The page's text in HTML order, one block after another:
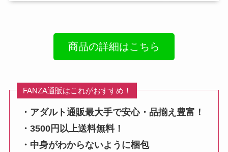
商品の詳細はこちら
FANZA通販はこれがおすすめ！
・アダルト通販最大手で安心・品揃え豊富！
・3500円以上送料無料！
・中身がわからないように梱包